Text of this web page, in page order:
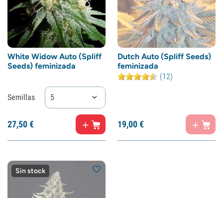
White Widow Auto (Spliff
Seeds) feminizada
Semillas 5
27,50€
Dutch Auto (Spliff Seeds)
feminizada
(12)
19,00€
Sin stock